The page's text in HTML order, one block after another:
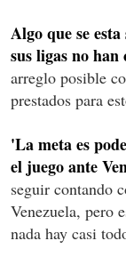
Algo que se
sus ligas no han
arreglo posible
prestados para
'La meta es
el juego ante
seguir contando
Venezuela, pero
nada hay casi